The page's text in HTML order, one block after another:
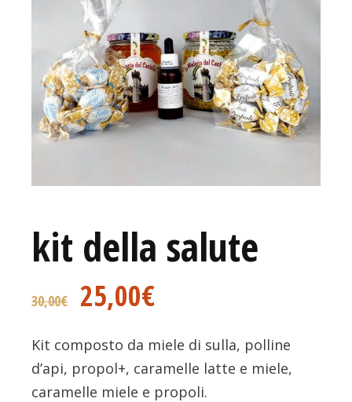
kit della salute
30,00€ 25,00€
Kit composto da miele di sulla, polline
d’api, propol+, caramelle latte e miele,
caramelle miele e propoli.